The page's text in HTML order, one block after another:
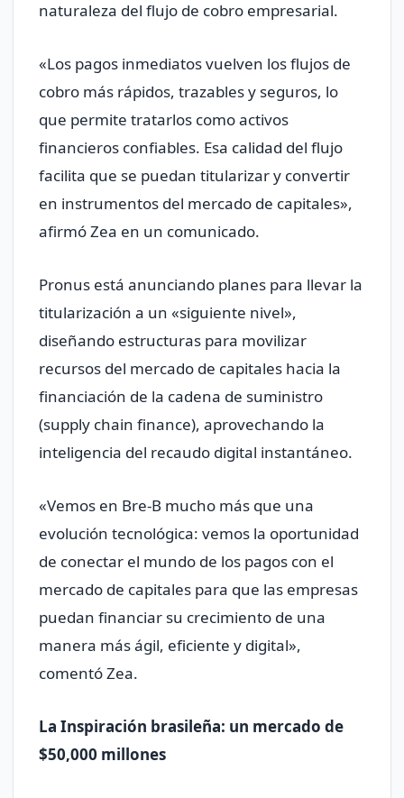
naturaleza del flujo de cobro empresarial.
«Los pagos inmediatos vuelven los flujos de
cobro más rápidos, trazables y seguros, lo
que permite tratarlos como activos
financieros confiables. Esa calidad del flujo
facilita que se puedan titularizar y convertir
en instrumentos del mercado de capitales»,
afirmó Zea en un comunicado.
Pronus está anunciando planes para llevar la
titularización a un «siguiente nivel»,
diseñando estructuras para movilizar
recursos del mercado de capitales hacia la
financiación de la cadena de suministro
(supply chain finance), aprovechando la
inteligencia del recaudo digital instantáneo.
«Vemos en Bre-B mucho más que una
evolución tecnológica: vemos la oportunidad
de conectar el mundo de los pagos con el
mercado de capitales para que las empresas
puedan financiar su crecimiento de una
manera más ágil, eficiente y digital»,
comentó Zea.
La Inspiración brasileña: un mercado de
$50,000 millones